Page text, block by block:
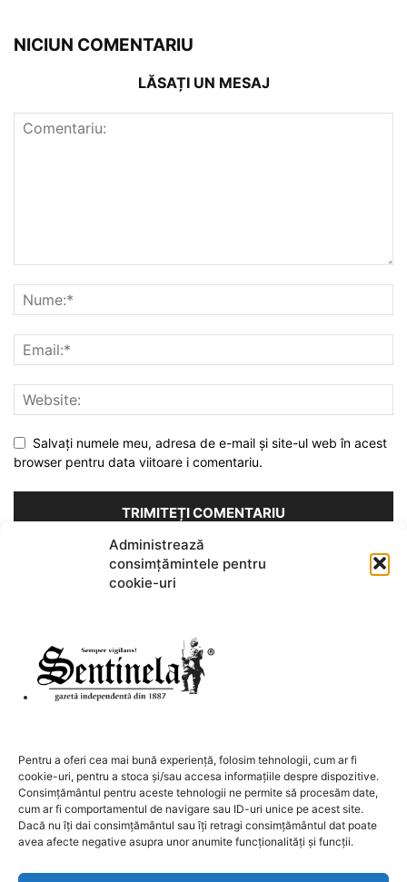
Administrează
consimțămintele pentru
cookie-uri
Pentru a oferi cea mai bună experiență, folosim tehnologii, cum ar fi
cookie-uri, pentru a stoca și/sau accesa informațiile despre dispozitive.
Consimțământul pentru aceste tehnologii ne permite să procesăm date,
cum ar fi comportamentul de navigare sau ID-uri unice pe acest site.
Dacă nu îți dai consimțământul sau îți retragi consimțământul dat poate
avea afecte negative asupra unor anumite funcționalități și funcții.
NICIUN COMENTARIU
LĂSAȚI UN MESAJ
Salvați numele meu, adresa de e-mail și site-ul web în acest
browser pentru data viitoare i comentariu.
Acest site folosește Akismet pentru a reduce spamul.
Află cum
sunt procesate datele comentariilor tale
Contactați-ne: redactia@sentinela.ro
URMAȚI-NE